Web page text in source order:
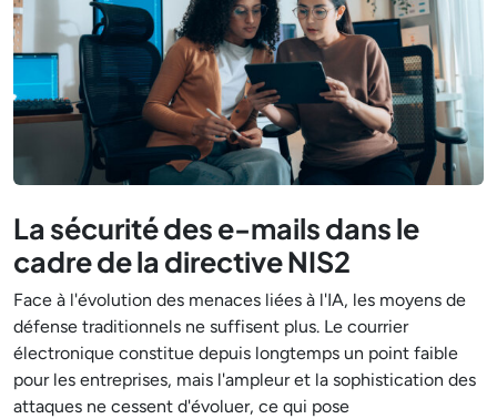
La sécurité des e-mails dans le
cadre de la directive NIS2
Face à l'évolution des menaces liées à l'IA, les moyens de
défense traditionnels ne suffisent plus. Le courrier
électronique constitue depuis longtemps un point faible
pour les entreprises, mais l'ampleur et la sophistication des
attaques ne cessent d'évoluer, ce qui pose